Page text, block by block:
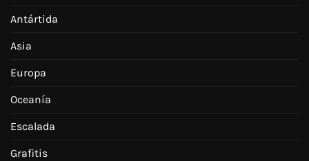
Antártida
Asia
Europa
Oceanía
Escalada
Grafitis